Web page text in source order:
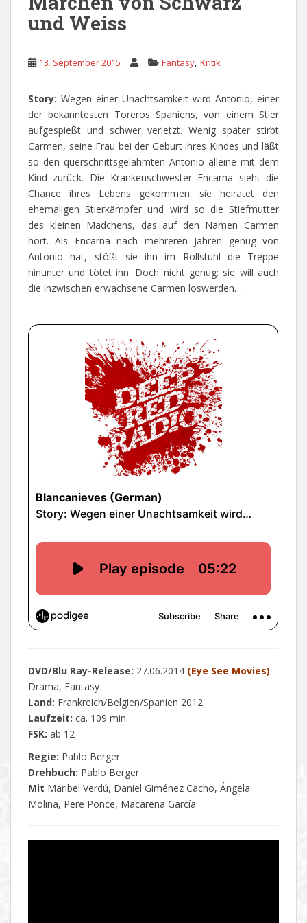
und Weiss
13. September 2015 Fantasy, Kritik
Story: Wegen einer Unachtsamkeit wird Antonio, einer
der bekanntesten Toreros Spaniens, von einem Stier
aufgespießt und schwer verletzt. Wenig später stirbt
Carmen, seine Frau bei der Geburt ihres Kindes und läßt
so den querschnittsgelähmten Antonio alleine mit dem
Kind zurück. Die Krankenschwester Encarna sieht die
Chance ihres Lebens gekommen: sie heiratet den
ehemaligen Stierkämpfer und wird so die Stiefmutter
des kleinen Mädchens, das auf den Namen Carmen
hört. Als Encarna nach mehreren Jahren genug von
Antonio hat, stößt sie ihn im Rollstuhl die Treppe
hinunter und tötet ihn. Doch nicht genug: sie will auch
die inzwischen erwachsene Carmen loswerden…
DVD/Blu Ray-Release: 27.06.2014 (Eye See Movies)
Drama, Fantasy
Land: Frankreich/Belgien/Spanien 2012
Laufzeit: ca. 109 min.
FSK: ab 12
Regie: Pablo Berger
Drehbuch: Pablo Berger
Mit Maribel Verdú, Daniel Giménez Cacho, Ángela
Molina, Pere Ponce, Macarena García